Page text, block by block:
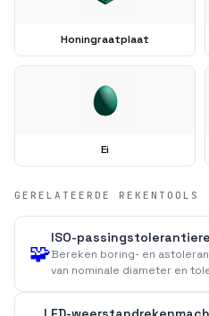
Honingraatplaat
Ei
GERELATEERDE REKENTOOLS
🧩
ISO-
Bereken boring- en
van nominale diameter en